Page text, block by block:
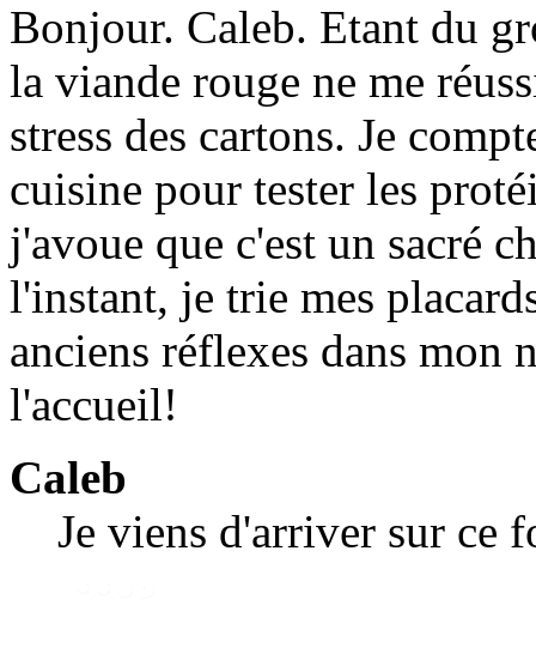
Bonjour. Caleb. Etant du
la viande rouge ne me
stress des cartons. Je
cuisine pour tester les
j'avoue que c'est un sacré
l'instant, je trie mes
anciens réflexes dans mon
l'accueil!
Caleb
Je viens d'arriver sur ce